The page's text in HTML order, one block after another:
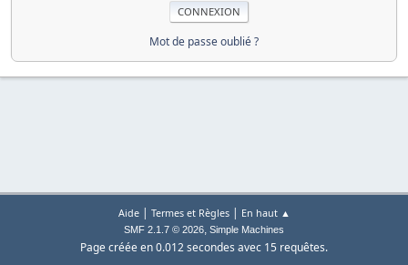
Mot de passe oublié ?
Aide| Termes et Règles| En haut ▲
SMF 2.1.7 © 2026, Simple Machines
Page créée en 0.012 secondes avec 15 requêtes.